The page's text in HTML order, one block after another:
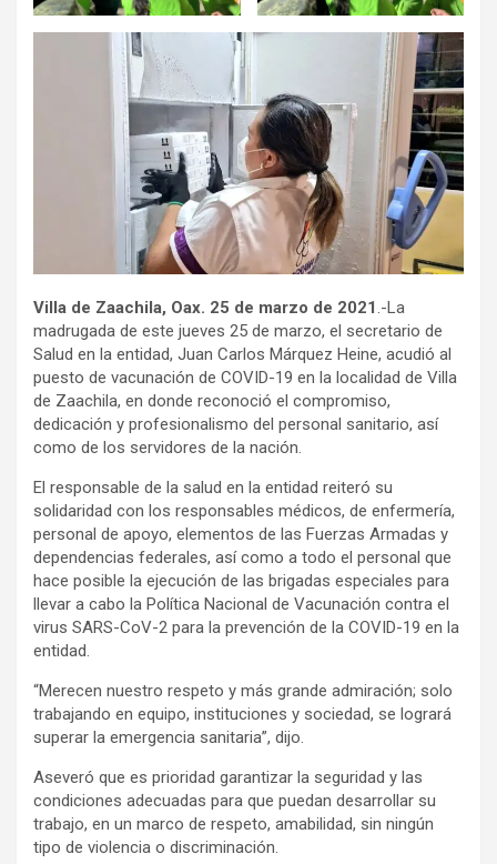
Villa de Zaachila, Oax. 25 de marzo de 2021.-La
madrugada de este jueves 25 de marzo, el secretario de
Salud en la entidad, Juan Carlos Márquez Heine, acudió al
puesto de vacunación de COVID-19 en la localidad de Villa
de Zaachila, en donde reconoció el compromiso,
dedicación y profesionalismo del personal sanitario, así
como de los servidores de la nación.
El responsable de la salud en la entidad reiteró su
solidaridad con los responsables médicos, de enfermería,
personal de apoyo, elementos de las Fuerzas Armadas y
dependencias federales, así como a todo el personal que
hace posible la ejecución de las brigadas especiales para
llevar a cabo la Política Nacional de Vacunación contra el
virus SARS-CoV-2 para la prevención de la COVID-19 en la
entidad.
“Merecen nuestro respeto y más grande admiración; solo
trabajando en equipo, instituciones y sociedad, se logrará
superar la emergencia sanitaria”, dijo.
Aseveró que es prioridad garantizar la seguridad y las
condiciones adecuadas para que puedan desarrollar su
trabajo, en un marco de respeto, amabilidad, sin ningún
tipo de violencia o discriminación.